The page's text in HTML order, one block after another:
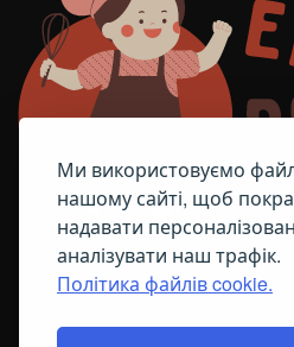
Ми використовуємо
нашому сайті, щоб
надавати
аналізувати наш трафік.
Політика файлів cookie.